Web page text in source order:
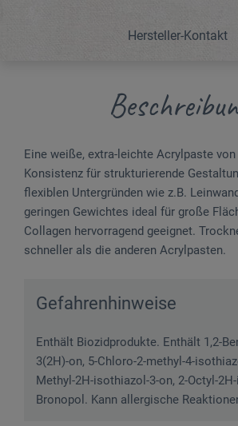
Hersteller-Kontakt
Eine weiße, extra-leichte Acrylpaste
Konsistenz für strukturierende
flexiblen Untergründen wie z.B.
geringen Gewichtes ideal für große
Collagen hervorragend geeignet.
schneller als die anderen Acrylpasten.
Gefahrenhinweise
Enthält Biozidprodukte. Enthält 1,2-
3(2H)-on, 5-Chloro-2-methyl-4-
Methyl-2H-isothiazol-3-on, 2-Octyl-
Bronopol. Kann allergische